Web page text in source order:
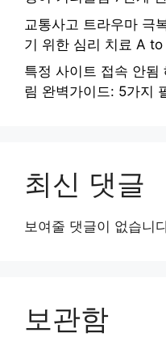
교통사고 트라우마 극
기 위한 심리 치료 A
특정 사이트 접속 안됨
림 완벽가이드: 5가지
최신 댓글
보여줄 댓글이 없습니
보관함